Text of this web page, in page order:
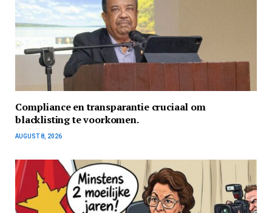
Compliance en transparantie cruciaal om
blacklisting te voorkomen.
AUGUST 8, 2026